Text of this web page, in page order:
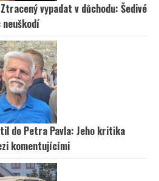
vypadat v důchodu: Šedivé
neuškodí
do Petra Pavla: Jeho kritika
komentujícími